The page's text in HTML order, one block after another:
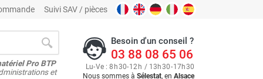
Suivi SAV / pièces
Pro BTP
et
Besoin d'un conseil ?
03 88 08 65 06
Lu-Ve : 8h30-12h / 13h30-17h30
Nous sommes à Sélestat, en Alsace